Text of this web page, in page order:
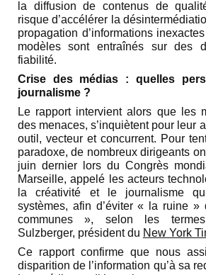
la diffusion de contenus de
risque d’accélérer la
propagation d’informations
modèles sont entraînés sur des
fiabilité.
Crise des médias : quelles
journalisme ?
Le rapport intervient alors que les
des menaces, s’inquiètent pour leur
outil, vecteur et concurrent. Pour
paradoxe, de nombreux dirigeants
juin dernier lors du Congrès
Marseille, appelé les acteurs
la créativité et le journalisme
systèmes, afin d’éviter « la ruine
communes », selon les termes
Sulzberger, président du New York
Ce rapport confirme que nous
disparition de l’information qu’à sa